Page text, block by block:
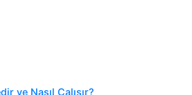
ve Nasıl Çalışır?